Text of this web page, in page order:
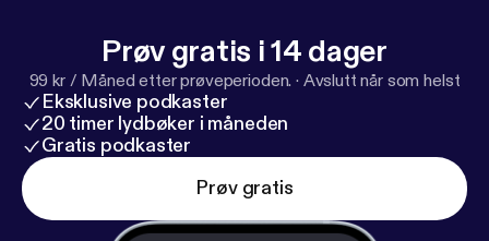
Prøv gratis i 14 dager
99 kr / Måned etter prøveperioden. · Avslutt når som helst
Eksklusive podkaster
20 timer lydbøker i måneden
Gratis podkaster
Prøv gratis